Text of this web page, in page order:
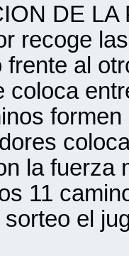
DE LA
recoge
frente al
coloca
la fuerza
11
el